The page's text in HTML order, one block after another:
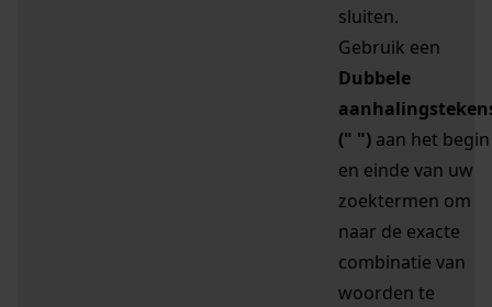
sluiten.
Gebruik een
Dubbele
(" ") aan het begin
en einde van uw
zoektermen om
naar de exacte
combinatie van
woorden te